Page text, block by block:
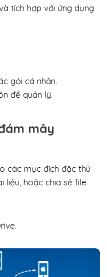
tích hợp với ứng dụng
gói cá nhân.
để quản lý.
mây
các mục đích đặc thù
liệu, hoặc chia sẻ file